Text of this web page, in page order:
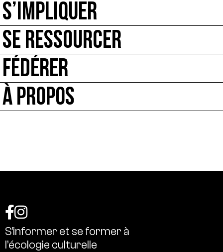
S’IMPLIQUER
SE RESSOURCER
FÉDÉRER
À PROPOS
S’informer et se former à
l’écologie culturelle